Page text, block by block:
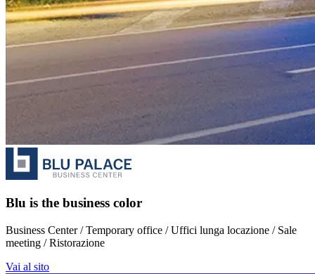
Blu is the business color
Business Center / Temporary office / Uffici lunga locazione / Sale
meeting / Ristorazione
Vai al sito